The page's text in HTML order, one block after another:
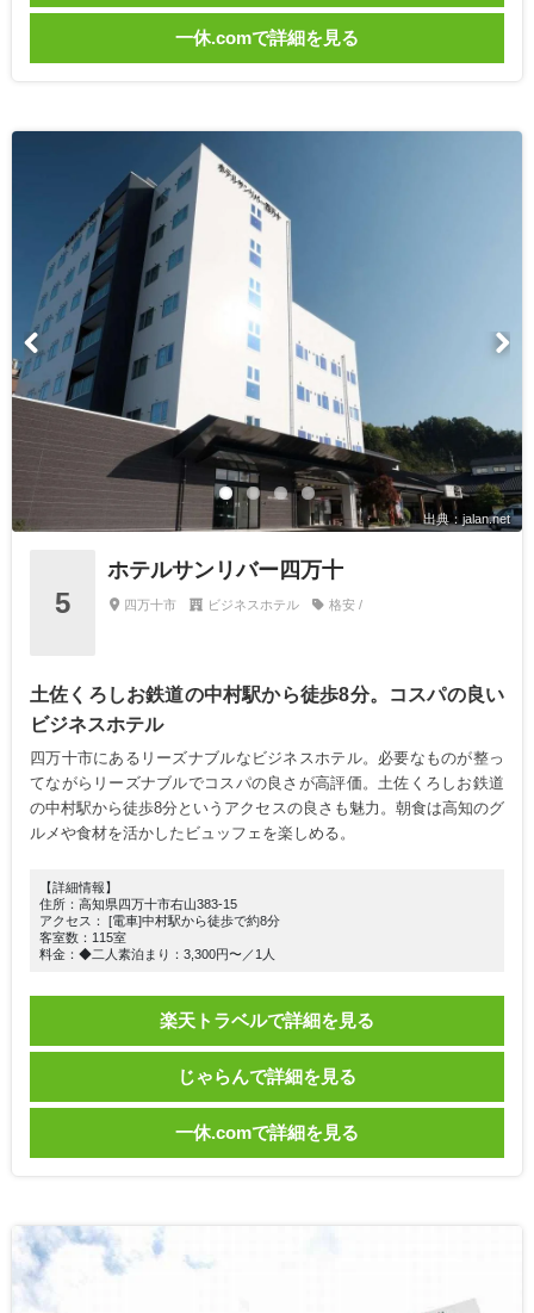
一休.comで詳細を見る
出典：jalan.net
5
ホテルサンリバー四万十
四万十市 ビジネスホテル 格安 /
土佐くろしお鉄道の中村駅から徒歩8分。コスパの良い
ビジネスホテル
四万十市にあるリーズナブルなビジネスホテル。必要なものが整っ
てながらリーズナブルでコスパの良さが高評価。土佐くろしお鉄道
の中村駅から徒歩8分というアクセスの良さも魅力。朝食は高知のグ
ルメや食材を活かしたビュッフェを楽しめる。
【詳細情報】
住所：高知県四万十市右山383-15
アクセス： [電車]中村駅から徒歩で約8分
客室数：115室
料金：◆二人素泊まり：3,300円〜／1人
楽天トラベルで詳細を見る
じゃらんで詳細を見る
一休.comで詳細を見る